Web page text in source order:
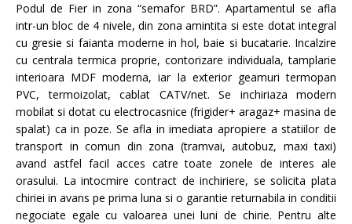
Podul de Fier in zona “semafor BRD”. Apartamentul se afla
intr-un bloc de 4 nivele, din zona amintita si este dotat integral
cu gresie si faianta moderne in hol, baie si bucatarie. Incalzire
cu centrala termica proprie, contorizare individuala, tamplarie
interioara MDF moderna, iar la exterior geamuri termopan
PVC, termoizolat, cablat CATV/net. Se inchiriaza modern
mobilat si dotat cu electrocasnice (frigider+ aragaz+ masina de
spalat) ca in poze. Se afla in imediata apropiere a statiilor de
transport in comun din zona (tramvai, autobuz, maxi taxi)
avand astfel facil acces catre toate zonele de interes ale
orasului. La intocmire contract de inchiriere, se solicita plata
chiriei in avans pe prima luna si o garantie returnabila in conditii
negociate egale cu valoarea unei luni de chirie. Pentru alte